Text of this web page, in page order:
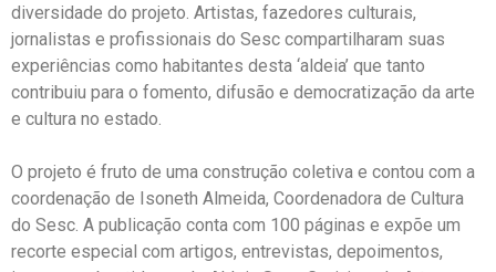
diversidade do projeto. Artistas, fazedores culturais,
jornalistas e profissionais do Sesc compartilharam suas
experiências como habitantes desta ‘aldeia’ que tanto
contribuiu para o fomento, difusão e democratização da arte
e cultura no estado.
O projeto é fruto de uma construção coletiva e contou com a
coordenação de Isoneth Almeida, Coordenadora de Cultura
do Sesc. A publicação conta com 100 páginas e expõe um
recorte especial com artigos, entrevistas, depoimentos,